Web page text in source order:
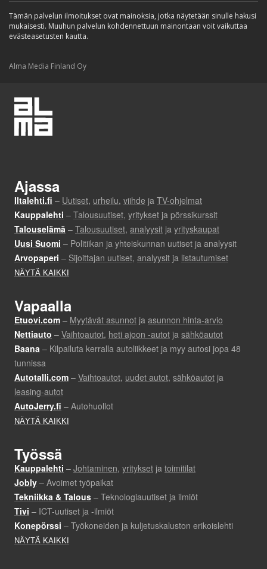
Tämän palvelun ilmoitukset ovat mainoksia, jotka näytetään sinulle hakusi
mukaisesti. Muuhun palvelun kohdennettuun mainontaan voit vaikuttaa
evästeasetusten kautta.
Alma Media Finland Oy